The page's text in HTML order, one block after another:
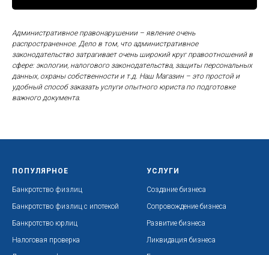
Административное правонарушении – явление очень
распространенное. Дело в том, что административное
законодательство затрагивает очень широкий круг правоотношений в
сфере: экологии, налогового законодательства, защиты персональных
данных, охраны собственности и т.д. Наш Магазин – это простой и
удобный способ заказать услуги опытного юриста по подготовке
важного документа.
ПОПУЛЯРНОЕ
Банкротство физлиц
Банкротство физлиц с ипотекой
Банкротство юрлиц
Налоговая проверка
УСЛУГИ
Создание бизнеса
Сопровождение бизнеса
Развитие бизнеса
Ликвидация бизнеса